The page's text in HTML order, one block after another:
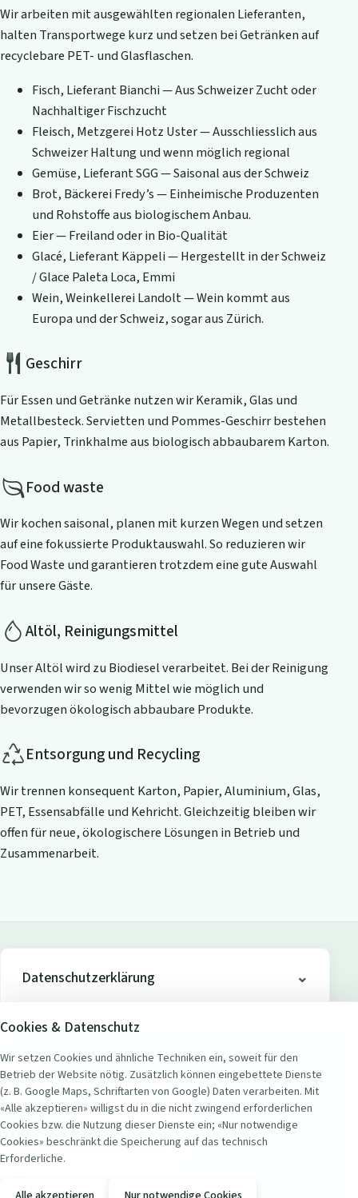
Wir arbeiten mit ausgewählten regionalen Lieferanten,
halten Transportwege kurz und setzen bei Getränken auf
recyclebare PET- und Glasflaschen.
Fisch, Lieferant Bianchi — Aus Schweizer Zucht oder
Nachhaltiger Fischzucht
Fleisch, Metzgerei Hotz Uster — Ausschliesslich aus
Schweizer Haltung und wenn möglich regional
Gemüse, Lieferant SGG — Saisonal aus der Schweiz
Brot, Bäckerei Fredy’s — Einheimische Produzenten
und Rohstoffe aus biologischem Anbau.
Eier — Freiland oder in Bio-Qualität
Glacé, Lieferant Käppeli — Hergestellt in der Schweiz
/ Glace Paleta Loca, Emmi
Wein, Weinkellerei Landolt — Wein kommt aus
Europa und der Schweiz, sogar aus Zürich.
Geschirr
Für Essen und Getränke nutzen wir Keramik, Glas und
Metallbesteck. Servietten und Pommes-Geschirr bestehen
aus Papier, Trinkhalme aus biologisch abbaubarem Karton.
Food waste
Wir kochen saisonal, planen mit kurzen Wegen und setzen
auf eine fokussierte Produktauswahl. So reduzieren wir
Food Waste und garantieren trotzdem eine gute Auswahl
für unsere Gäste.
Altöl, Reinigungsmittel
Unser Altöl wird zu Biodiesel verarbeitet. Bei der Reinigung
verwenden wir so wenig Mittel wie möglich und
bevorzugen ökologisch abbaubare Produkte.
Entsorgung und Recycling
Wir trennen konsequent Karton, Papier, Aluminium, Glas,
PET, Essensabfälle und Kehricht. Gleichzeitig bleiben wir
offen für neue, ökologischere Lösungen in Betrieb und
Zusammenarbeit.
Datenschutzerklärung
ADRESSE
Seerestaurant Badi Wollishofen
Seestrasse 451
8038 Zürich Wollishofen, Schweiz
Cookies & Datenschutz
Wir setzen Cookies und ähnliche Techniken ein, soweit für den
Betrieb der Website nötig. Zusätzlich können eingebettete Dienste
(z. B. Google Maps, Schriftarten von Google) Daten verarbeiten. Mit
«Alle akzeptieren» willigst du in die nicht zwingend erforderlichen
Cookies bzw. die Nutzung dieser Dienste ein; «Nur notwendige
Cookies» beschränkt die Speicherung auf das technisch
Erforderliche.